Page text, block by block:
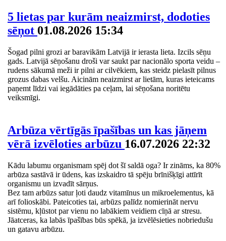
5 lietas par kurām neaizmirst, dodoties
sēņot 01.08.2026 15:34
Šogad pilni grozi ar baravikām Latvijā ir ierasta lieta. Izcils sēņu
gads. Latvijā sēņošanu droši var saukt par nacionālo sporta veidu –
rudens sākumā meži ir pilni ar cilvēkiem, kas steidz pielasīt pilnus
grozus dabas velšu. Aicinām neaizmirst ar lietām, kuras ieteicams
paņemt līdzi vai iegādāties pa ceļam, lai sēņošana noritētu
veiksmīgi.
Arbūza vērtīgās īpašības un kas jāņem
vērā izvēloties arbūzu 16.07.2026 22:32
Kādu labumu organismam spēj dot šī saldā oga? Ir zināms, ka 80%
arbūza sastāvā ir ūdens, kas izskaidro tā spēju brīnišķīgi attīrīt
organismu un izvadīt sārņus.
Bez tam arbūzs satur ļoti daudz vitamīnus un mikroelementus, kā
arī folioskābi. Pateicoties tai, arbūzs palīdz nomierināt nervu
sistēmu, kļūstot par vienu no labākiem veidiem cīņā ar stresu.
Jāatceras, ka labās īpašības būs spēkā, ja izvēlēsieties nobriedušu
un gatavu arbūzu.